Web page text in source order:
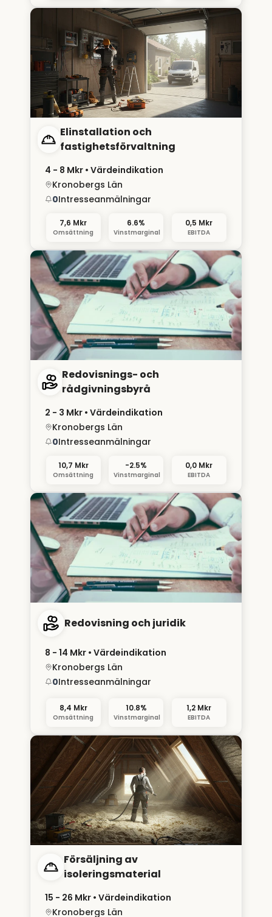
Elinstallation och
fastighetsförvaltning
4 - 8 Mkr • Värdeindikation
Kronobergs Län
0Intresseanmälningar
7,6 Mkr
Omsättning
6.6%
Vinstmarginal
0,5 Mkr
EBITDA
Redovisnings- och
rådgivningsbyrå
2 - 3 Mkr • Värdeindikation
Kronobergs Län
0Intresseanmälningar
10,7 Mkr
Omsättning
-2.5%
Vinstmarginal
0,0 Mkr
EBITDA
Redovisning och juridik
8 - 14 Mkr • Värdeindikation
Kronobergs Län
0Intresseanmälningar
8,4 Mkr
Omsättning
10.8%
Vinstmarginal
1,2 Mkr
EBITDA
Försäljning av
isoleringsmaterial
15 - 26 Mkr • Värdeindikation
Kronobergs Län